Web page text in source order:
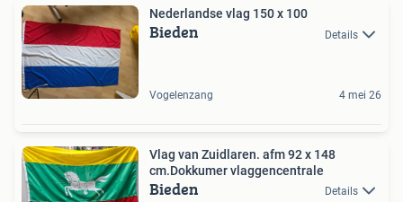
Nederlandse vlag 150 x 100
Bieden Details
Vogelenzang 4 mei 26
Vlag van Zuidlaren. afm 92 x 148
cm.Dokkumer vlaggencentrale
Bieden Details